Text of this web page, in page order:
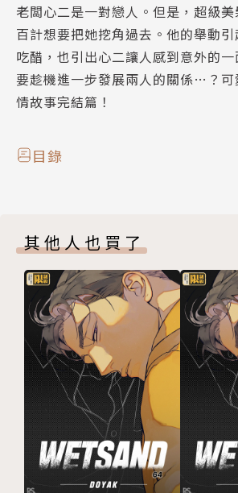
老闆心二是一對戀人。但是，超級
百計想要把她挖角過去。他的舉動
吃醋，也引出心二讓人感到意外的
要趁機進一步發展兩人的關係…？可
情故事完結篇！
目錄
其他人也買了